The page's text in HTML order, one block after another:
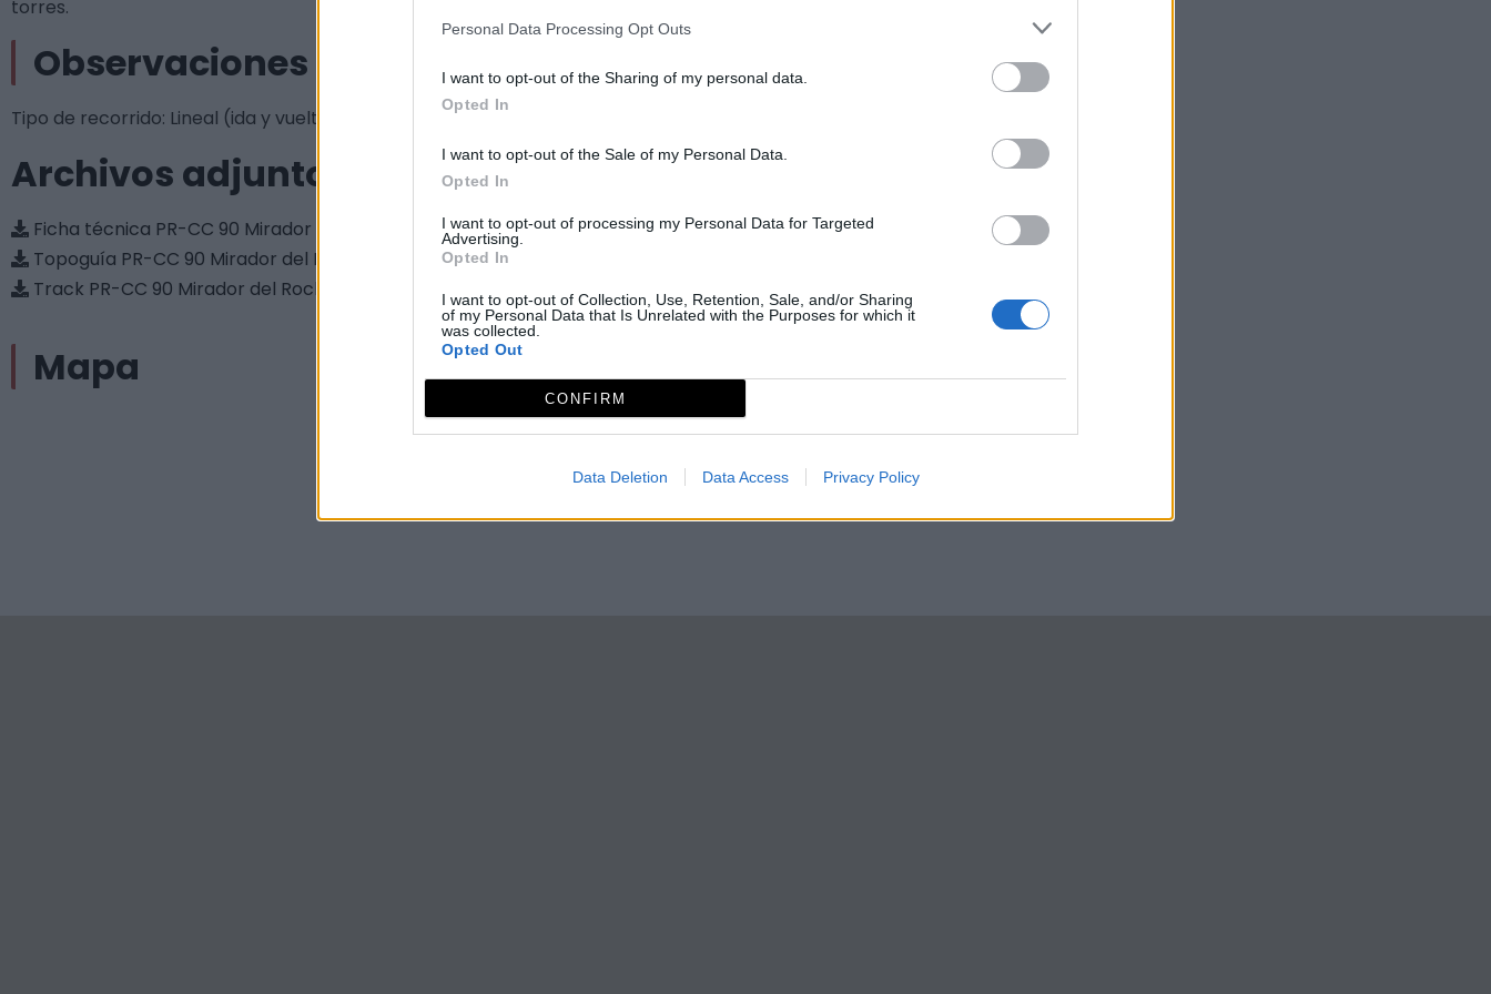
Personal Data Processing Opt Outs
I want to opt-out of the Sharing of my personal data.
Opted In
I want to opt-out of the Sale of my Personal Data.
Opted In
I want to opt-out of processing my Personal Data for Targeted
Advertising.
Opted In
I want to opt-out of Collection, Use, Retention, Sale, and/or Sharing
of my Personal Data that Is Unrelated with the Purposes for which it
was collected.
Opted Out
CONFIRM
Data Deletion Data Access Privacy Policy
torres.
Observaciones
Tipo de recorrido: Lineal (ida y vuelta); longitud: 13.6 km.; MIDE: 1-2-2-3
Archivos adjuntos
Ficha técnica PR-CC 90 Mirador del Rocho
Topoguía PR-CC 90 Mirador del Rocho
Track PR-CC 90 Mirador del Rocho
Mapa